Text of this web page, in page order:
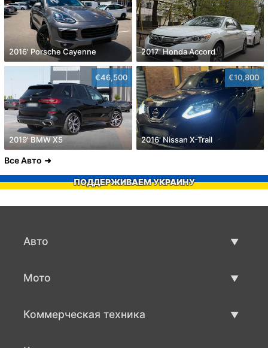
2016' Porsche Cayenne 2017' Honda Accord
€46,500
2019' BMW X5
€10,800
2016' Nissan X-Trail
Все Авто
ПОДДЕРЖИВАЕМ УКРАИНУ
Авто
Мото
Коммерческая техника